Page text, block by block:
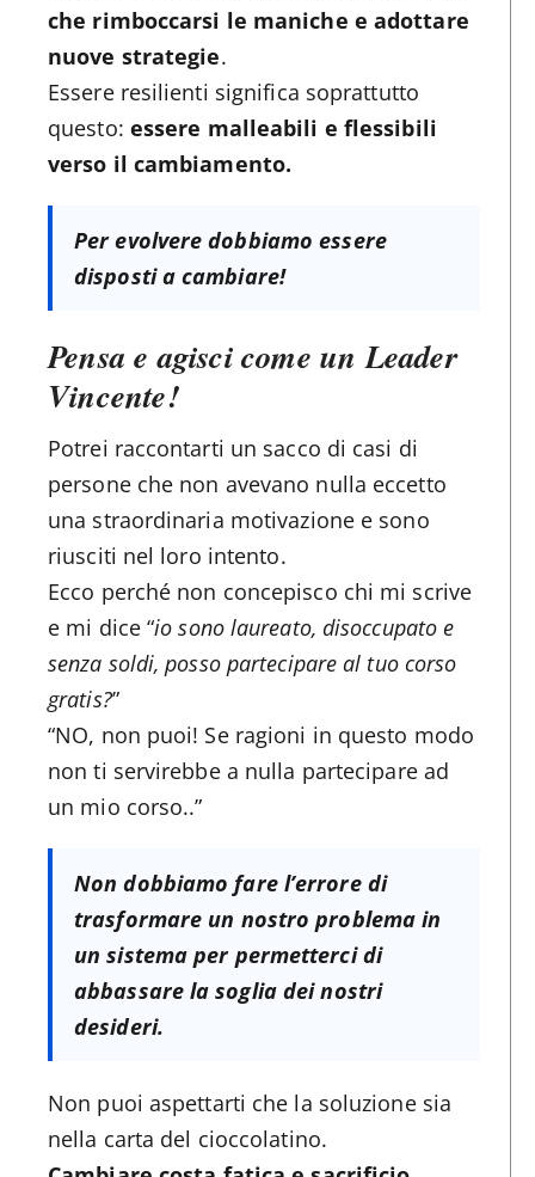
che rimboccarsi le maniche e adottare
nuove strategie.
Essere resilienti significa soprattutto
questo: essere malleabili e flessibili
verso il cambiamento.
Per evolvere dobbiamo essere
disposti a cambiare!
Pensa e agisci come un Leader
Vincente!
Potrei raccontarti un sacco di casi di
persone che non avevano nulla eccetto
una straordinaria motivazione e sono
riusciti nel loro intento.
Ecco perché non concepisco chi mi scrive
e mi dice “io sono laureato, disoccupato e
senza soldi, posso partecipare al tuo corso
gratis?”
“NO, non puoi! Se ragioni in questo modo
non ti servirebbe a nulla partecipare ad
un mio corso..”
Non dobbiamo fare l’errore di
trasformare un nostro problema in
un sistema per permetterci di
abbassare la soglia dei nostri
desideri.
Non puoi aspettarti che la soluzione sia
nella carta del cioccolatino.